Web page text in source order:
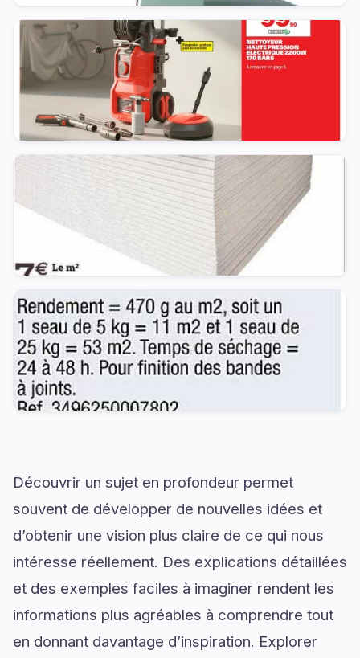
Découvrir un sujet en profondeur permet
souvent de développer de nouvelles idées et
d’obtenir une vision plus claire de ce qui nous
intéresse réellement. Des explications détaillées
et des exemples faciles à imaginer rendent les
informations plus agréables à comprendre tout
en donnant davantage d’inspiration. Explorer